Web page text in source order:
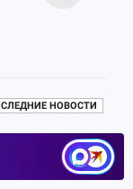
НОВОСТИ